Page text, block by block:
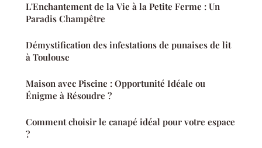
L'Enchantement de la Vie à la Petite Ferme : Un
Paradis Champêtre
Démystification des infestations de punaises de lit
à Toulouse
Maison avec Piscine : Opportunité Idéale ou
Énigme à Résoudre ?
Comment choisir le canapé idéal pour votre espace
?